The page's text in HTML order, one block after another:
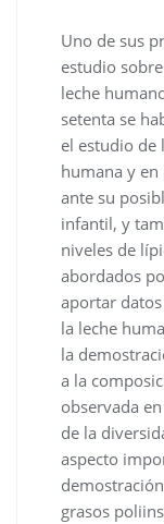
Uno de sus
estudio
leche
setenta se
el estudio de
humana y en
ante su
infantil, y
niveles de
abordados
aportar
la leche
la
a la
observada
de la
aspecto
grasos